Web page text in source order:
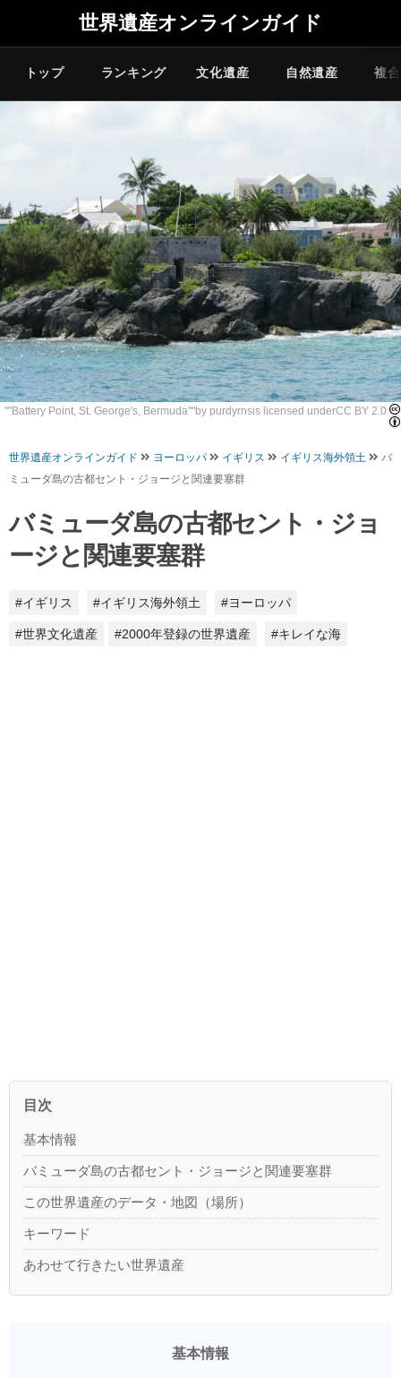
世界遺産オンラインガイド
トップ ランキング 文化遺産 自然遺産 複
""Battery Point, St. George's, Bermuda""by purdyrnsis licensed underCC BY 2.0
世界遺産オンラインガイド ヨーロッパ イギリス イギリス海外領土
バ
ミューダ島の古都セント・ジョージと関連要塞群
バミューダ島の古都セント・ジョ
ージと関連要塞群
#イギリス #イギリス海外領土 #ヨーロッパ
#世界文化遺産 #2000年登録の世界遺産 #キレイな海
目次
基本情報
バミューダ島の古都セント・ジョージと関連要塞群
この世界遺産のデータ・地図（場所）
キーワード
あわせて行きたい世界遺産
基本情報